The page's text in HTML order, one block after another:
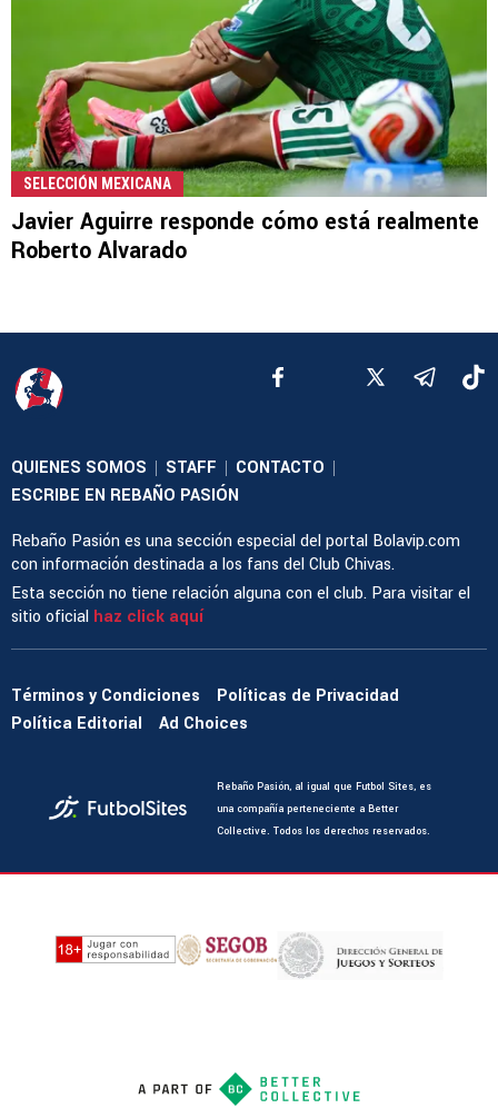
SELECCIÓN MEXICANA
Javier Aguirre responde cómo está realmente
Roberto Alvarado
QUIENES SOMOS | STAFF | CONTACTO |
ESCRIBE EN REBAÑO PASIÓN
Rebaño Pasión es una sección especial del portal Bolavip.com
con información destinada a los fans del Club Chivas.
Esta sección no tiene relación alguna con el club. Para visitar el
sitio oficial haz click aquí
Términos y Condiciones
Políticas de Privacidad
Política Editorial
Ad Choices
Rebaño Pasión, al igual que Futbol Sites, es
una compañía perteneciente a Better
Collective. Todos los derechos reservados.